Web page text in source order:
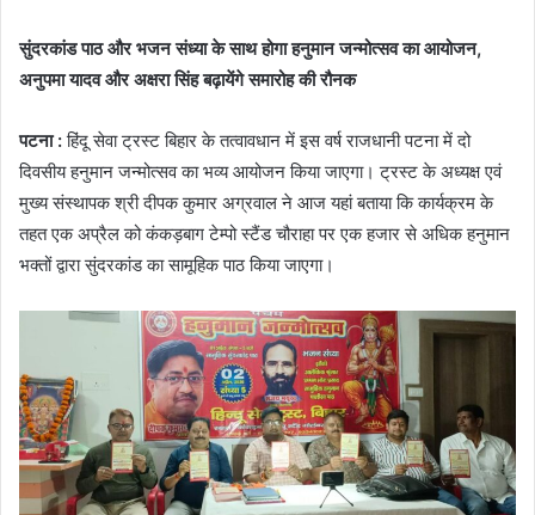
सुंदरकांड पाठ और भजन संध्या के साथ होगा हनुमान जन्मोत्सव का आयोजन,
अनुपमा यादव और अक्षरा सिंह बढ़ायेंगे समारोह की रौनक
पटना :हिंदू सेवा ट्रस्ट बिहार के तत्वावधान में इस वर्ष राजधानी पटना में दो
दिवसीय हनुमान जन्मोत्सव का भव्य आयोजन किया जाएगा। ट्रस्ट के अध्यक्ष एवं
मुख्य संस्थापक श्री दीपक कुमार अग्रवाल ने आज यहां बताया कि कार्यक्रम के
तहत एक अप्रैल को कंकड़बाग टेम्पो स्टैंड चौराहा पर एक हजार से अधिक हनुमान
भक्तों द्वारा सुंदरकांड का सामूहिक पाठ किया जाएगा।